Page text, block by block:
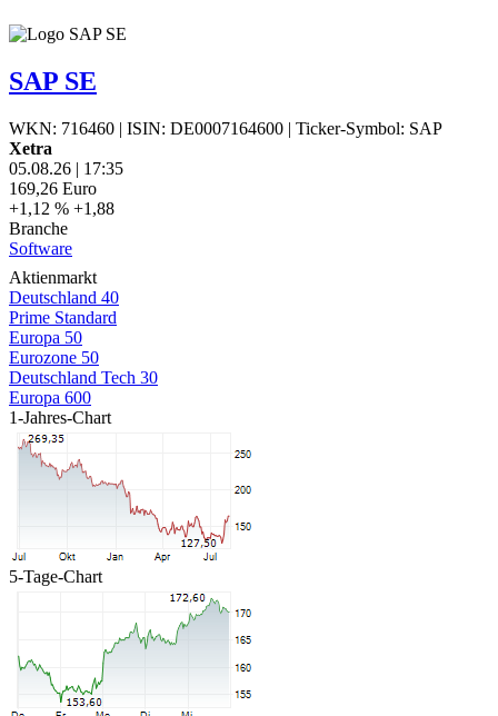
SAP SE
WKN: 716460 | ISIN: DE0007164600 | Ticker-Symbol: SAP
Xetra
05.08.26 | 17:35
169,26 Euro
+1,12 % +1,88
Branche
Software
Aktienmarkt
Deutschland 40
Prime Standard
Europa 50
Eurozone 50
Deutschland Tech 30
Europa 600
1-Jahres-Chart
5-Tage-Chart